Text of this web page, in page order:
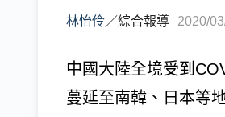
林怡伶／綜合報導 2020/
中國大陸全境受到
蔓延至南韓、日本等